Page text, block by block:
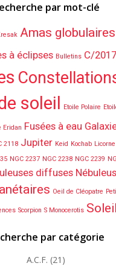
par mot-clé
Amas globulaires
à éclipses Bulletins C/
soleil Etoile Polaire
Eridan Fusées à eau
2118 Jupiter Keid Kochab Licorne
NGC 2237 NGC 2238 NGC 2239
diffuses
Oeil de Cléopatre
Scorpion S Monocerotis Soleil
par catégorie
A.C.F. (21)